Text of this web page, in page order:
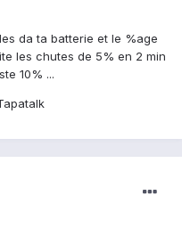
da ta batterie et le %age
les chutes de 5% en 2 min
10% ...